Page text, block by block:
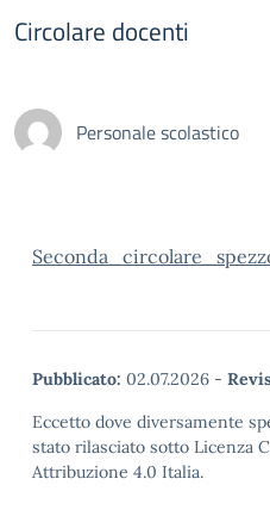
Circolare docenti
Personale scolastico
Pubblicato: 02.07.2026 -
Eccetto dove diversamente
stato rilasciato sotto Licenza
Attribuzione 4.0 Italia.